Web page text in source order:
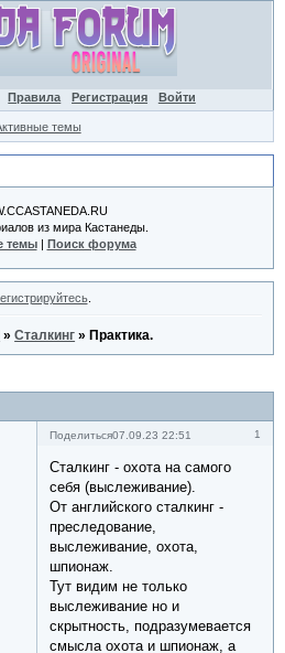
Правила Регистрация Войти
темы
из мира Кастанеды.
темы| Поиск форума
.
»Сталкинг » Практика.
Поделиться 1
07.09.23 22:51
Сталкинг - охота на самого
себя (выслеживание).
От английского сталкинг -
преследование,
выслеживание, охота,
шпионаж.
Тут видим не только
выслеживание но и
скрытность, подразумевается
смысла охота и шпионаж, а